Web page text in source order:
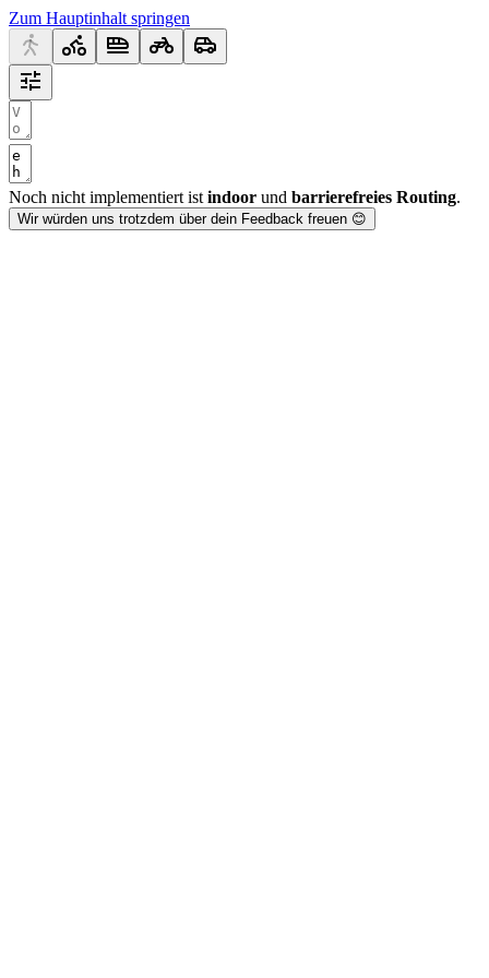
Zum Hauptinhalt springen
Noch nicht implementiert ist indoor und barrierefreies Routing.
Wir würden uns trotzdem über dein Feedback freuen 😊